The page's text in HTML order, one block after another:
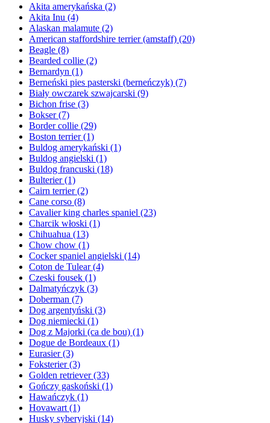
Akita amerykańska (2)
Akita Inu (4)
Alaskan malamute (2)
American staffordshire terrier (amstaff) (20)
Beagle (8)
Bearded collie (2)
Bernardyn (1)
Berneński pies pasterski (berneńczyk) (7)
Biały owczarek szwajcarski (9)
Bichon frise (3)
Bokser(7)
Border collie (29)
Boston terrier(1)
Buldog amerykański (1)
Buldog angielski (1)
Buldog francuski (18)
Bulterier(1)
Cairn terrier(2)
Cane corso (8)
Cavalier king charles spaniel (23)
Charcik włoski (1)
Chihuahua (13)
Chow chow (1)
Cocker spaniel angielski (14)
Coton de Tulear(4)
Czeski fousek (1)
Dalmatyńczyk (3)
Doberman (7)
Dog argentyński (3)
Dog niemiecki (1)
Dog z Majorki (ca de bou) (1)
Dogue de Bordeaux (1)
Eurasier(3)
Foksterier(3)
Golden retriever(33)
Gończy gaskoński (1)
Hawańczyk (1)
Hovawart (1)
Husky syberyjski (14)